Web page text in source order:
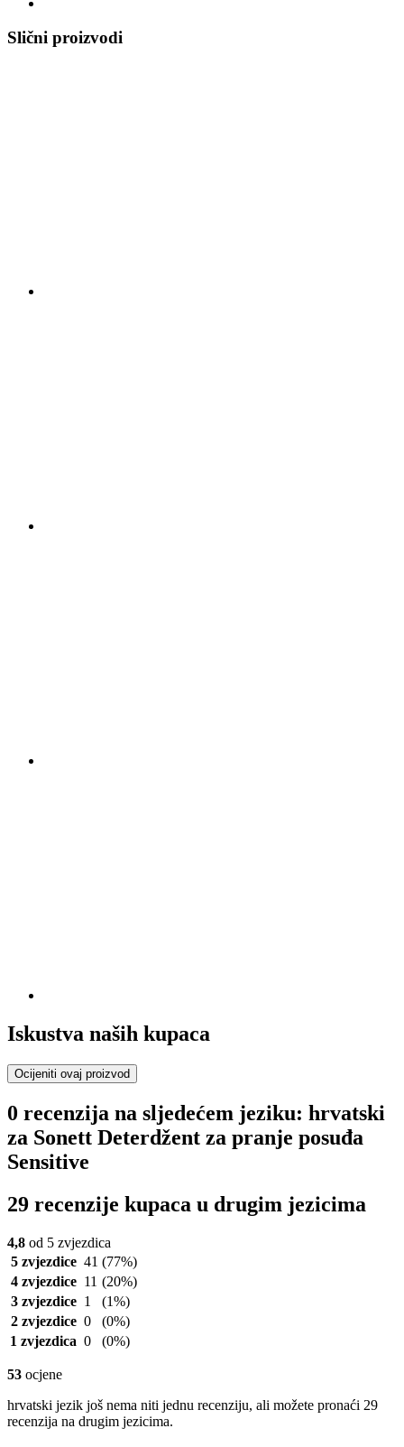
Slični proizvodi
Iskustva naših kupaca
Ocijeniti ovaj proizvod
0 recenzija na sljedećem jeziku: hrvatski
za Sonett Deterdžent za pranje posuđa
Sensitive
29 recenzije kupaca u drugim jezicima
4,8 od 5 zvjezdica
5 zvjezdice 41 (77%)
4 zvjezdice 11 (20%)
3 zvjezdice 1
(1%)
2 zvjezdice 0
(0%)
1 zvjezdica 0 (0%)
53 ocjene
hrvatski jezik još nema niti jednu recenziju, ali možete pronaći 29
recenzija na drugim jezicima.